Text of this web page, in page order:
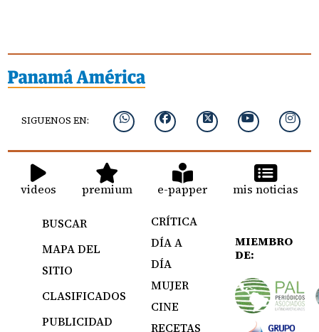
SIGUENOS EN:
videos premium e-papper mis noticias
BUSCAR
MAPA DEL
SITIO
CLASIFICADOS
PUBLICIDAD
CRÍTICA
DÍA A
DÍA
MUJER
CINE
RECETAS
MIEMBRO
DE: